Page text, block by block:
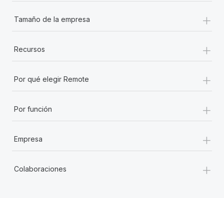
Tamaño de la empresa +
Recursos +
Por qué elegir Remote +
Por función +
Empresa +
Colaboraciones +